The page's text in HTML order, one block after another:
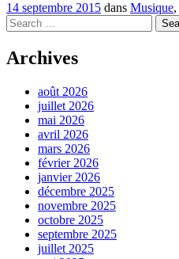
14 septembre 2015 dans Musique,
Search
Archives
août 2026
juillet 2026
mai 2026
avril 2026
mars 2026
février 2026
janvier 2026
décembre 2025
novembre 2025
octobre 2025
septembre 2025
juillet 2025